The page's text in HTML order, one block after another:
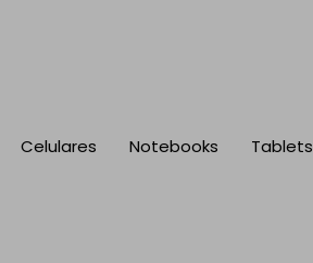
Celulares Notebooks Tablets